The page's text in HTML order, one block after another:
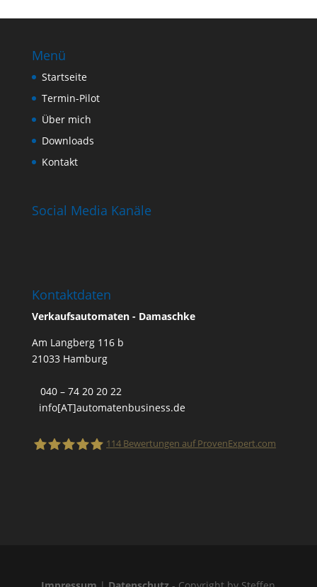
Menü
Startseite
Termin-Pilot
Über mich
Downloads
Kontakt
Social Media Kanäle
Kontaktdaten
Verkaufsautomaten - Damaschke
Am Langberg 116 b
21033 Hamburg
040 – 74 20 20 22
info[AT]automatenbusiness.de
114 Bewertungen auf ProvenExpert.com